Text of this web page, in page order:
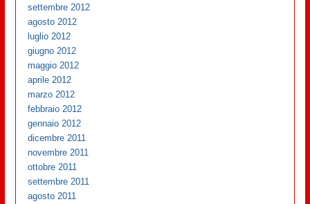
settembre 2012
agosto 2012
luglio 2012
giugno 2012
maggio 2012
aprile 2012
marzo 2012
febbraio 2012
gennaio 2012
dicembre 2011
novembre 2011
ottobre 2011
settembre 2011
agosto 2011